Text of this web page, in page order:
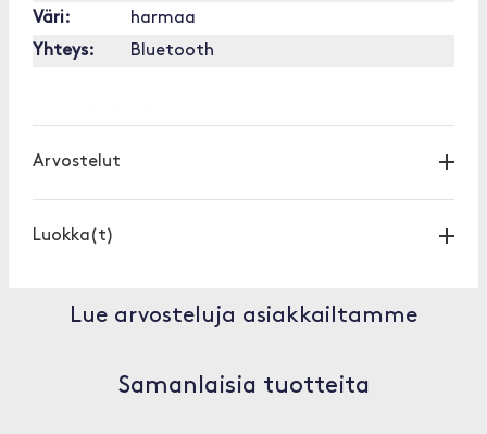
Väri:
harmaa
Yhteys:
Bluetooth
Arvostelut
Luokka(t)
Lue arvosteluja asiakkailtamme
Samanlaisia tuotteita